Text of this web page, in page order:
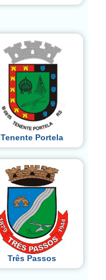
Tenente Portela
Três Passos